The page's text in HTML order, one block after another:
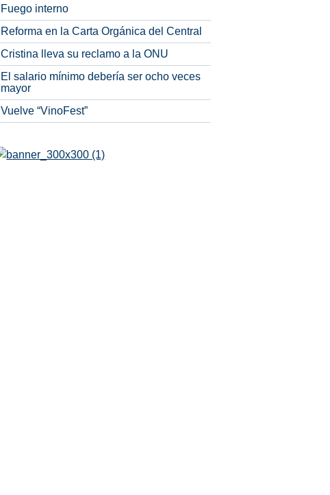
Fuego interno
Reforma en la Carta Orgánica del Central
Cristina lleva su reclamo a la ONU
El salario mínimo debería ser ocho veces
mayor
Vuelve “VinoFest”